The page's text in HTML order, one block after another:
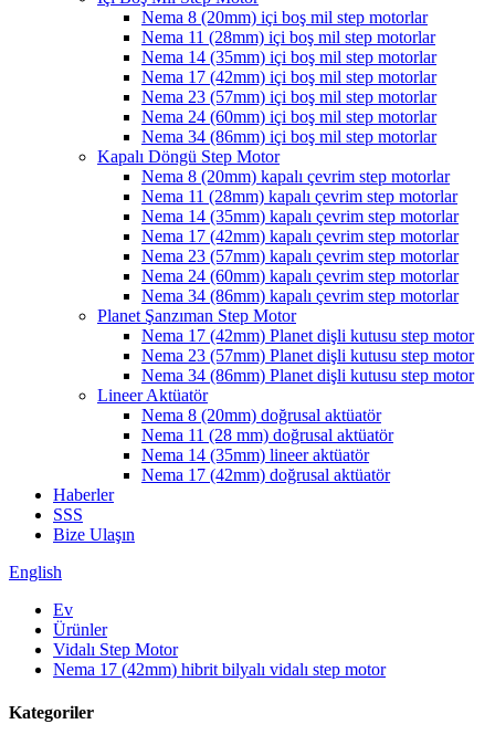
Nema 8 (20mm) içi boş mil step motorlar
Nema 11 (28mm) içi boş mil step motorlar
Nema 14 (35mm) içi boş mil step motorlar
Nema 17 (42mm) içi boş mil step motorlar
Nema 23 (57mm) içi boş mil step motorlar
Nema 24 (60mm) içi boş mil step motorlar
Nema 34 (86mm) içi boş mil step motorlar
Kapalı Döngü Step Motor
Nema 8 (20mm) kapalı çevrim step motorlar
Nema 11 (28mm) kapalı çevrim step motorlar
Nema 14 (35mm) kapalı çevrim step motorlar
Nema 17 (42mm) kapalı çevrim step motorlar
Nema 23 (57mm) kapalı çevrim step motorlar
Nema 24 (60mm) kapalı çevrim step motorlar
Nema 34 (86mm) kapalı çevrim step motorlar
Planet Şanzıman Step Motor
Nema 17 (42mm) Planet dişli kutusu step motor
Nema 23 (57mm) Planet dişli kutusu step motor
Nema 34 (86mm) Planet dişli kutusu step motor
Lineer Aktüatör
Nema 8 (20mm) doğrusal aktüatör
Nema 11 (28 mm) doğrusal aktüatör
Nema 14 (35mm) lineer aktüatör
Nema 17 (42mm) doğrusal aktüatör
Haberler
SSS
Bize Ulaşın
English
Ev
Ürünler
Vidalı Step Motor
Nema 17 (42mm) hibrit bilyalı vidalı step motor
Kategoriler